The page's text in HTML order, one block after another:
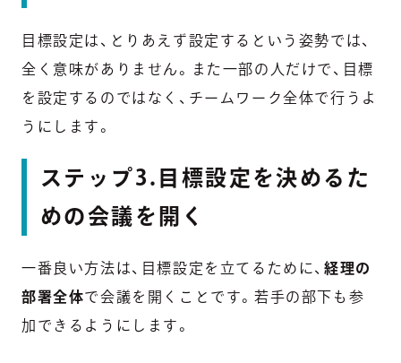
目標設定は、とりあえず設定するという姿勢では、
全く意味がありません。また一部の人だけで、目標
を設定するのではなく、チームワーク全体で行うよ
うにします。
ステップ3.目標設定を決めるた
めの会議を開く
一番良い方法は、目標設定を立てるために、経理の
部署全体で会議を開くことです。若手の部下も参
加できるようにします。